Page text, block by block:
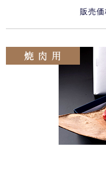
販売価